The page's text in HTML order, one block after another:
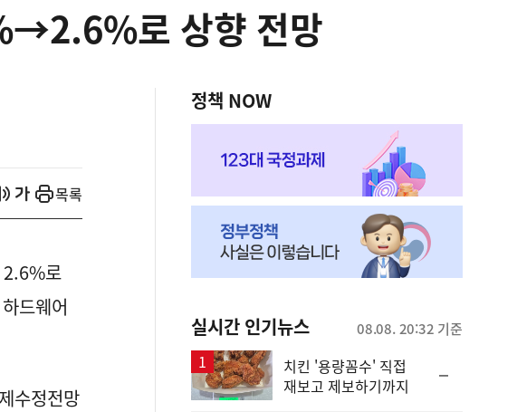
로 상향 전망
기열기 목록
2.6%로
드웨어
수정전망
정책 NOW
실시간 인기뉴스 08.08. 20:32 기준
치킨 '용량꼼수' 직접
재보고 제보하기까지